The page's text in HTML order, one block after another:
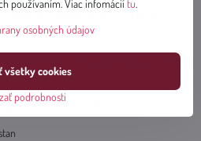
flexibilné, protišmykové popruhy sa
a priedušné košíčky zaručujú pohodlie
spojenie funkčnosti a pohodlia.
používaním. Viac infomácií tu.
osobných údajov
podrobnosti
všetky cookies